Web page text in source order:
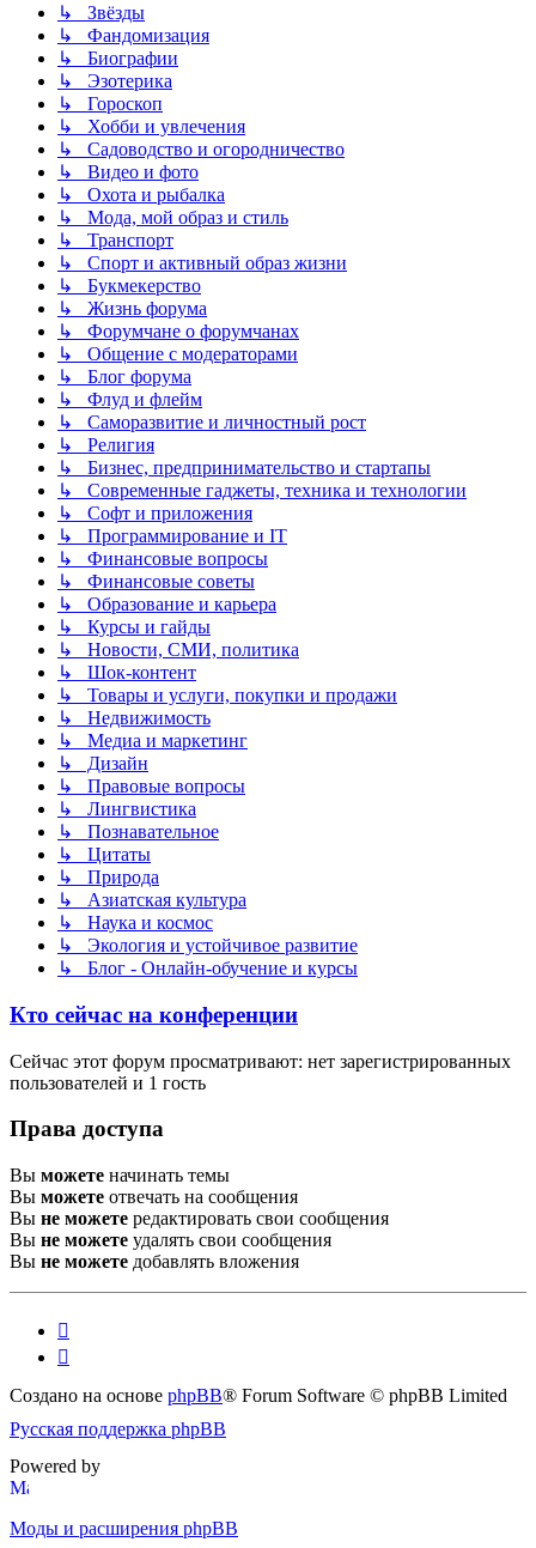
↳ Звёзды
↳ Фандомизация
↳ Биографии
↳ Эзотерика
↳ Гороскоп
↳ Хобби и увлечения
↳ Садоводство и огородничество
↳ Видео и фото
↳ Охота и рыбалка
↳ Мода, мой образ и стиль
↳ Транспорт
↳ Спорт и активный образ жизни
↳ Букмекерство
↳ Жизнь форума
↳ Форумчане о форумчанах
↳ Общение с модераторами
↳ Блог форума
↳ Флуд и флейм
↳ Саморазвитие и личностный рост
↳ Религия
↳ Бизнес, предпринимательство и стартапы
↳ Современные гаджеты, техника и технологии
↳ Софт и приложения
↳ Программирование и IT
↳ Финансовые вопросы
↳ Финансовые советы
↳ Образование и карьера
↳ Курсы и гайды
↳ Новости, СМИ, политика
↳ Шок-контент
↳ Товары и услуги, покупки и продажи
↳ Недвижимость
↳ Медиа и маркетинг
↳ Дизайн
↳ Правовые вопросы
↳ Лингвистика
↳ Познавательное
↳ Цитаты
↳ Природа
↳ Азиатская культура
↳ Наука и космос
↳ Экология и устойчивое развитие
↳ Блог - Онлайн-обучение и курсы
Кто сейчас на конференции
Сейчас этот форум просматривают: нет зарегистрированных
пользователей и 1 гость
Права доступа
Вы можете начинать темы
Вы можете отвечать на сообщения
Вы не можете редактировать свои сообщения
Вы не можете удалять свои сообщения
Вы не можете добавлять вложения
Создано на основе phpBB® Forum Software © phpBB Limited
Русская поддержка phpBB
Powered by
Моды и расширения phpBB